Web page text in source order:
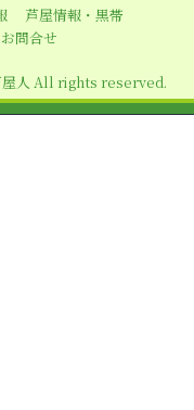
芦屋情報・黒帯
問合せ
人 All rights reserved.